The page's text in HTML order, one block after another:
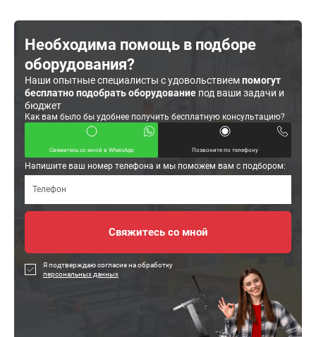
Необходима помощь в подборе
оборудования?
Наши опытные специалисты с удовольствиемпомогут
бесплатно подобрать оборудование под ваши задачи и
бюджет
Как вам было бы удобнее получить бесплатную консультацию?
Свяжитесь со мной в WhatsApp Позвоните по телефону
Напишите ваш номер телефона и мы поможем вам с подбором:
Я подтверждаю согласие на обработку
персональных данных